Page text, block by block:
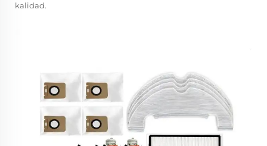
kalidad.